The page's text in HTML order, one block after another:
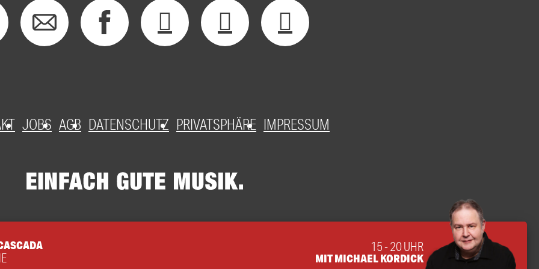
JOBS AGB DATENSCHUTZ PRIVATSPHÄRE IMPRESSUM
15 - 20 UHR
MIT MICHAEL KORDICK